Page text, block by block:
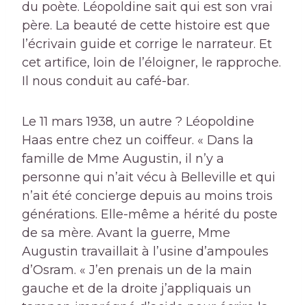
du poète. Léopoldine sait qui est son vrai
père. La beauté de cette histoire est que
l’écrivain guide et corrige le narrateur. Et
cet artifice, loin de l’éloigner, le rapproche.
Il nous conduit au café-bar.
Le 11 mars 1938, un autre ? Léopoldine
Haas entre chez un coiffeur. « Dans la
famille de Mme Augustin, il n’y a
personne qui n’ait vécu à Belleville et qui
n’ait été concierge depuis au moins trois
générations. Elle-même a hérité du poste
de sa mère. Avant la guerre, Mme
Augustin travaillait à l’usine d’ampoules
d’Osram. « J’en prenais un de la main
gauche et de la droite j’appliquais un